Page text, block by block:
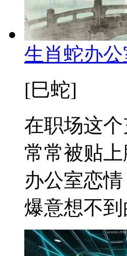
生肖蛇办
[巳蛇]
在职场这
常常被贴
办公室恋
爆意想不